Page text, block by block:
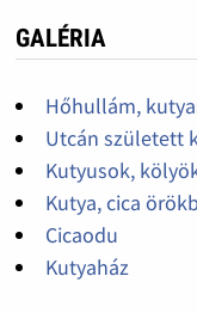
GALÉRIA
Hőhullám,
Utcán született
Kutyusok,
Kutya, cica
Cicaodu
Kutyaház